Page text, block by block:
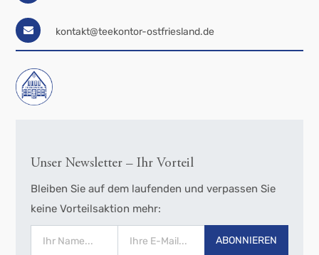
kontakt@teekontor-ostfriesland.de
Unser Newsletter – Ihr Vorteil
Bleiben Sie auf dem laufenden und verpassen Sie
keine Vorteilsaktion mehr:
ABONNIEREN